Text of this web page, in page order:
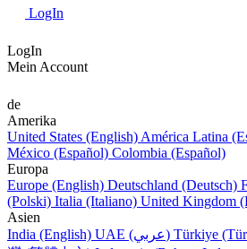
LogIn
LogIn
Mein Account
de
Amerika
United States (English) América Latina
México (Español) Colombia (Español)
Europa
Europe (English) Deutschland (Deutsch)
(Polski) Italia (Italiano) United Kingdom
Asien
India (English)
UAE (عربي) Türkiye